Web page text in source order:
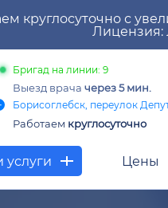
круглосуточно с
Лицензия:
Бригад на линии: 9
Выезд врачачерез 5 мин.
Борисоглебск, переулок
Работаем круглосуточно
Цены